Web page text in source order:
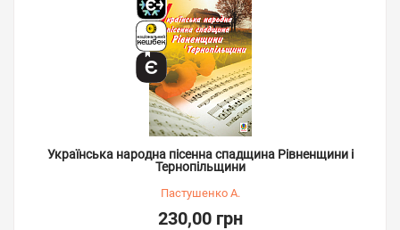
Українська народна пісенна спадщина Рівненщини і
Тернопільщини
Пастушенко А.
230,00 грн